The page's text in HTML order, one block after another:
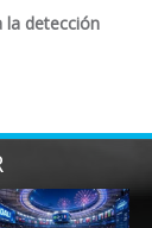
la detección